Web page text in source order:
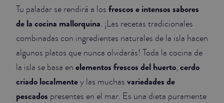
Tu paladar se rendirá a los frescos e intensos sabores
de la cocina mallorquina. ¡Las recetas tradicionales
combinadas con ingredientes naturales de la isla hacen
algunos platos que nunca olvidarás! Toda la cocina de
la isla se basa en elementos frescos del huerto, cerdo
criado localmentey las muchas variedades de
pescados presentes en el mar. Es una dieta puramente